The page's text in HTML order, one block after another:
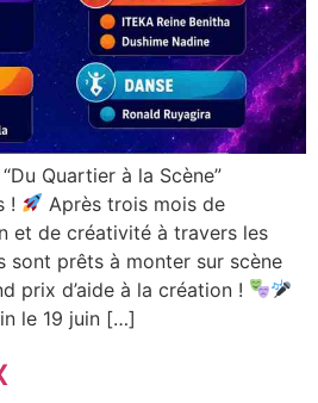
Quartier à la Scène”
!
Après trois mois de
et de créativité à travers les
sont prêts à monter sur scène
prix d’aide à la création !
le 19 juin […]